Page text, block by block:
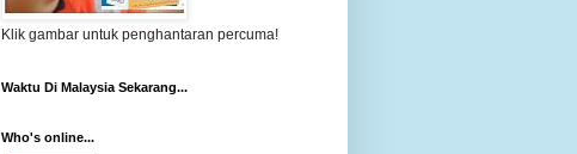
Klik gambar untuk penghantaran percuma!
Waktu Di Malaysia Sekarang...
Who's online...